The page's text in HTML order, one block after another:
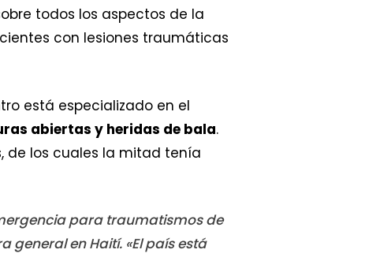
todos los aspectos de la
con lesiones traumáticas
está especializado en el
abiertas y heridas de bala.
de los cuales la mitad tenía
para traumatismos de
general en Haití. «El país está